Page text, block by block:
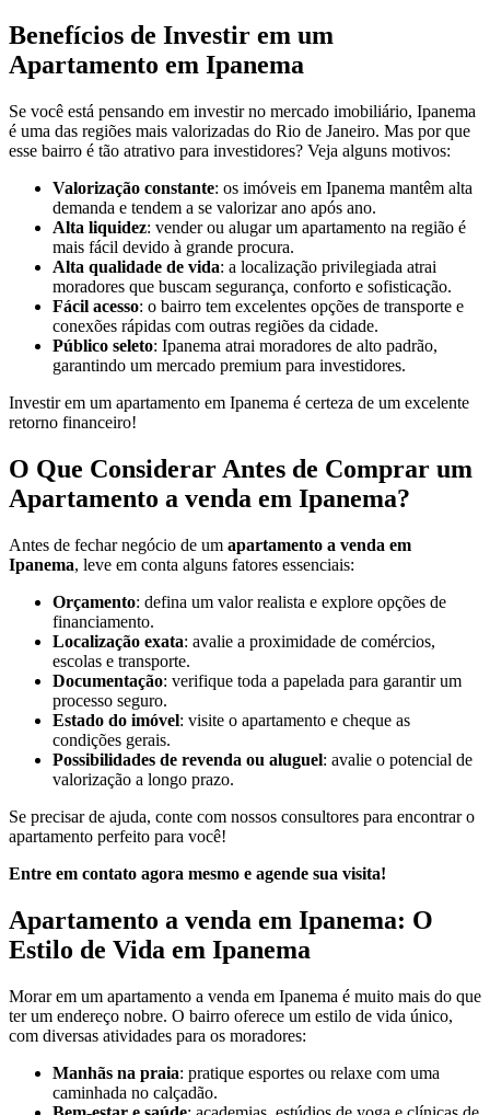
Benefícios de Investir em um
Apartamento em Ipanema
Se você está pensando em investir no mercado imobiliário, Ipanema
é uma das regiões mais valorizadas do Rio de Janeiro. Mas por que
esse bairro é tão atrativo para investidores? Veja alguns motivos:
Valorização constante: os imóveis em Ipanema mantêm alta
demanda e tendem a se valorizar ano após ano.
Alta liquidez: vender ou alugar um apartamento na região é
mais fácil devido à grande procura.
Alta qualidade de vida: a localização privilegiada atrai
moradores que buscam segurança, conforto e sofisticação.
Fácil acesso: o bairro tem excelentes opções de transporte e
conexões rápidas com outras regiões da cidade.
Público seleto: Ipanema atrai moradores de alto padrão,
garantindo um mercado premium para investidores.
Investir em um apartamento em Ipanema é certeza de um excelente
retorno financeiro!
O Que Considerar Antes de Comprar um
Apartamento a venda em Ipanema?
Antes de fechar negócio de um apartamento a venda em
Ipanema, leve em conta alguns fatores essenciais:
Orçamento: defina um valor realista e explore opções de
financiamento.
Localização exata: avalie a proximidade de comércios,
escolas e transporte.
Documentação: verifique toda a papelada para garantir um
processo seguro.
Estado do imóvel: visite o apartamento e cheque as
condições gerais.
Possibilidades de revenda ou aluguel: avalie o potencial de
valorização a longo prazo.
Se precisar de ajuda, conte com nossos consultores para encontrar o
apartamento perfeito para você!
Entre em contato agora mesmo e agende sua visita!
Apartamento a venda em Ipanema: O
Estilo de Vida em Ipanema
Morar em um apartamento a venda em Ipanema é muito mais do que
ter um endereço nobre. O bairro oferece um estilo de vida único,
com diversas atividades para os moradores:
Manhãs na praia: pratique esportes ou relaxe com uma
caminhada no calçadão.